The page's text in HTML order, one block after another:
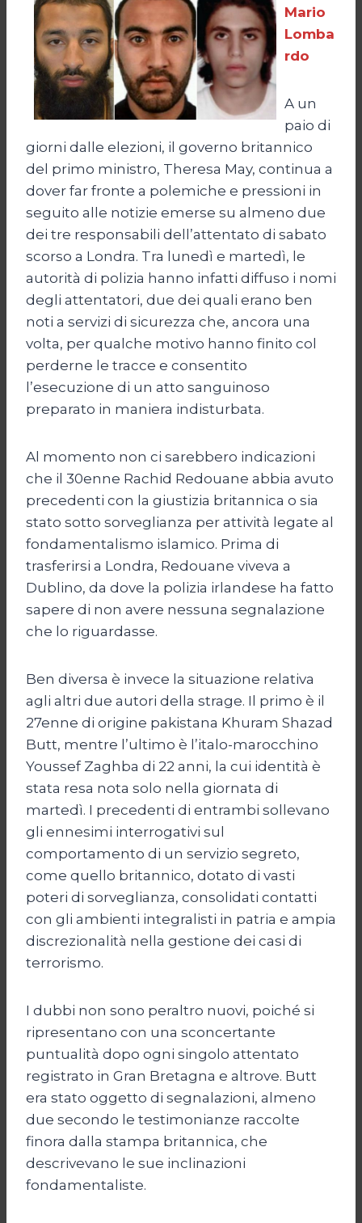
Mario
Lomba
rdo
A un
paio di
giorni dalle elezioni, il governo britannico
del primo ministro, Theresa May, continua a
dover far fronte a polemiche e pressioni in
seguito alle notizie emerse su almeno due
dei tre responsabili dell’attentato di sabato
scorso a Londra. Tra lunedì e martedì, le
autorità di polizia hanno infatti diffuso i nomi
degli attentatori, due dei quali erano ben
noti a servizi di sicurezza che, ancora una
volta, per qualche motivo hanno finito col
perderne le tracce e consentito
l’esecuzione di un atto sanguinoso
preparato in maniera indisturbata.
Al momento non ci sarebbero indicazioni
che il 30enne Rachid Redouane abbia avuto
precedenti con la giustizia britannica o sia
stato sotto sorveglianza per attività legate al
fondamentalismo islamico. Prima di
trasferirsi a Londra, Redouane viveva a
Dublino, da dove la polizia irlandese ha fatto
sapere di non avere nessuna segnalazione
che lo riguardasse.
Ben diversa è invece la situazione relativa
agli altri due autori della strage. Il primo è il
27enne di origine pakistana Khuram Shazad
Butt, mentre l’ultimo è l’italo-marocchino
Youssef Zaghba di 22 anni, la cui identità è
stata resa nota solo nella giornata di
martedì. I precedenti di entrambi sollevano
gli ennesimi interrogativi sul
comportamento di un servizio segreto,
come quello britannico, dotato di vasti
poteri di sorveglianza, consolidati contatti
con gli ambienti integralisti in patria e ampia
discrezionalità nella gestione dei casi di
terrorismo.
I dubbi non sono peraltro nuovi, poiché si
ripresentano con una sconcertante
puntualità dopo ogni singolo attentato
registrato in Gran Bretagna e altrove. Butt
era stato oggetto di segnalazioni, almeno
due secondo le testimonianze raccolte
finora dalla stampa britannica, che
descrivevano le sue inclinazioni
fondamentaliste.